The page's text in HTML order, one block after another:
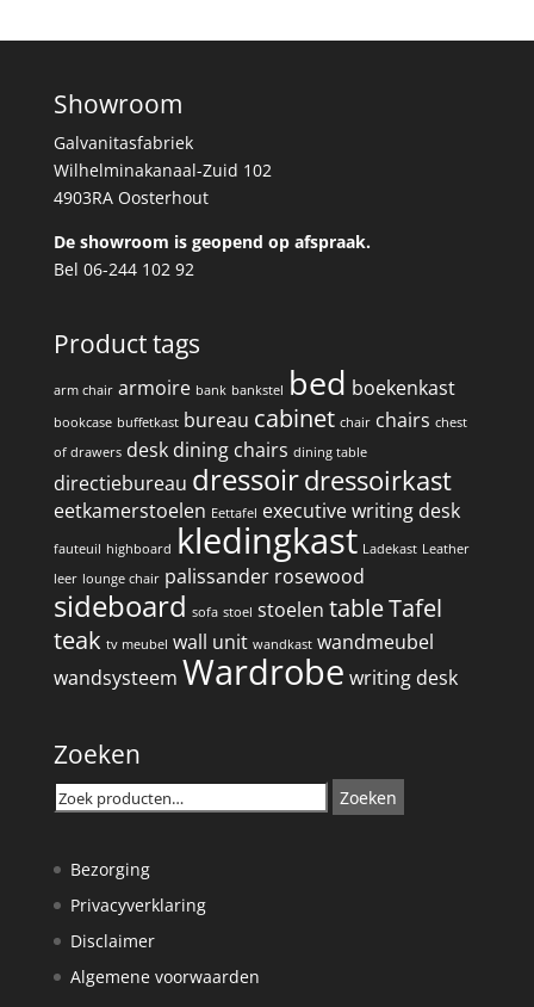
Showroom
Galvanitasfabriek
Wilhelminakanaal-Zuid 102
4903RA Oosterhout
De showroom is geopend op afspraak.
Bel 06-244 102 92
Product tags
arm chair armoire bank bankstel bed boekenkast
bookcase buffetkast bureau cabinet chair chairs chest
of drawers desk dining chairs dining table
directiebureau dressoirdressoirkast
eetkamerstoelen Eettafel executive writing desk
fauteuil highboard kledingkast Ladekast Leather
leer lounge chair palissander rosewood
sideboard sofa stoel stoelen tableTafel
teak tv meubel wall unit wandkast wandmeubel
wandsysteem Wardrobe writing desk
Zoeken
Zoeken
naar:
Zoeken
Bezorging
Privacyverklaring
Disclaimer
Algemene voorwaarden